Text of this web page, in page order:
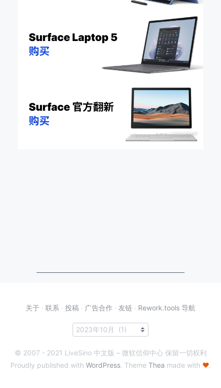
关于 · 联系 · 投稿 · 广告合作 · 友链 · Rework.tools 导航
© 2007 - 2021 LiveSino 中文版 – 微软信仰中心 保留一切权利
Proudly published with WordPress. Theme Thea made with ♥.